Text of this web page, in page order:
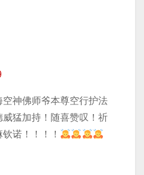
神佛师爷本尊空行护法
猛加持！随喜赞叹！祈
诺！！！！